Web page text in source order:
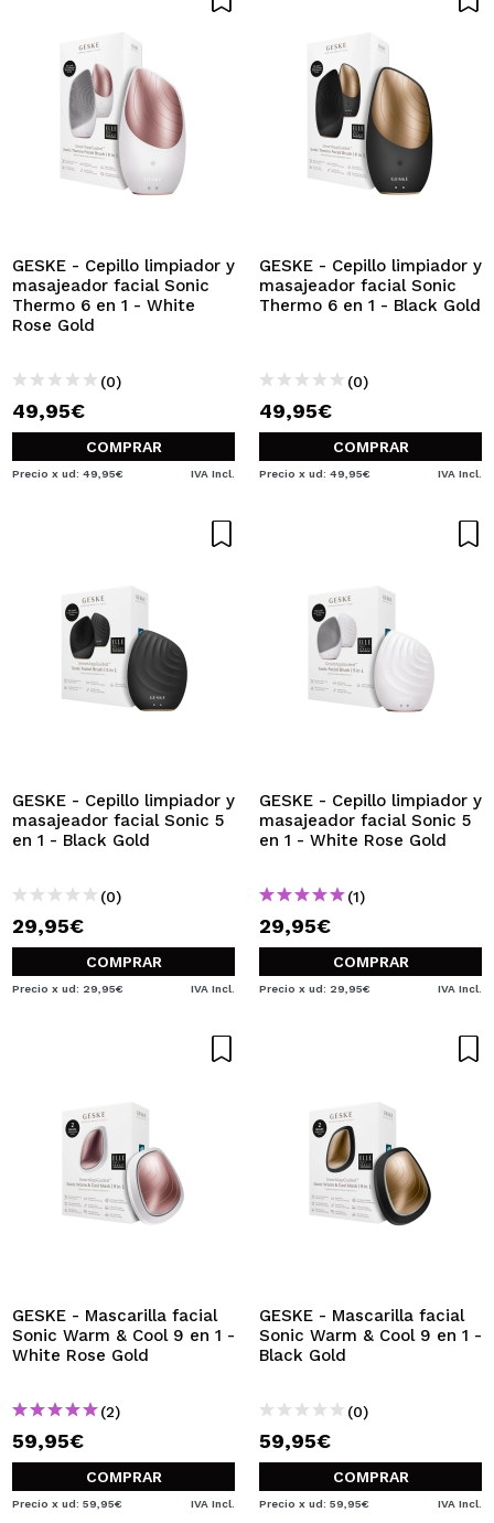
GESKE - Cepillo limpiador y
masajeador facial Sonic
Thermo 6 en 1 - White
Rose Gold
(0)
49,95€
COMPRAR
Precio x ud: 49,95€ IVA Incl.
GESKE - Cepillo limpiador y
masajeador facial Sonic
Thermo 6 en 1 - Black Gold
(0)
49,95€
COMPRAR
Precio x ud: 49,95€ IVA Incl.
GESKE - Cepillo limpiador y
masajeador facial Sonic 5
en 1 - Black Gold
(0)
29,95€
COMPRAR
Precio x ud: 29,95€ IVA Incl.
GESKE - Cepillo limpiador y
masajeador facial Sonic 5
en 1 - White Rose Gold
(1)
29,95€
COMPRAR
Precio x ud: 29,95€ IVA Incl.
GESKE - Mascarilla facial
Sonic Warm & Cool 9 en 1 -
White Rose Gold
(2)
59,95€
COMPRAR
Precio x ud: 59,95€ IVA Incl.
GESKE - Mascarilla facial
Sonic Warm & Cool 9 en 1 -
Black Gold
(0)
59,95€
COMPRAR
Precio x ud: 59,95€ IVA Incl.